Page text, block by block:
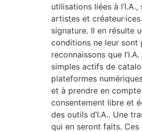
utilisations liées à
artistes et
signature. Il en résulte
conditions ne leur sont
reconnaissons que
simples actifs de
plateformes
et à prendre en
consentement libre et
des outils d’I.A.. Une
qui en seront faits.